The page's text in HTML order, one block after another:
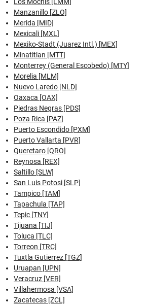
Manzanillo [ZLO]
Merida [MID]
Mexicali [MXL]
Mexiko-Stadt (Juarez Intl.) [MEX]
Minatitlan [MTT]
Monterrey (General Escobedo) [MTY]
Morelia [MLM]
Nuevo Laredo [NLD]
Oaxaca [OAX]
Piedras Negras [PDS]
Poza Rica [PAZ]
Puerto Escondido [PXM]
Puerto Vallarta [PVR]
Queretaro [QRO]
Reynosa [REX]
Saltillo [SLW]
San Luis Potosi [SLP]
Tampico [TAM]
Tapachula [TAP]
Tepic [TNY]
Tijuana [TIJ]
Toluca [TLC]
Torreon [TRC]
Tuxtla Gutierrez [TGZ]
Uruapan [UPN]
Veracruz [VER]
Villahermosa [VSA]
Zacatecas [ZCL]